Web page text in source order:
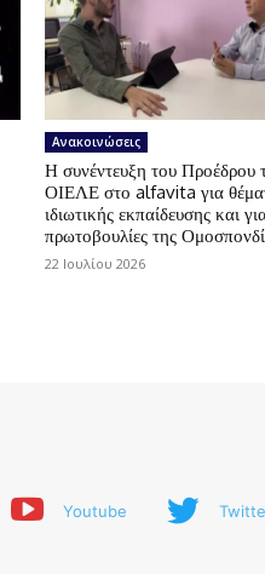
Ανακοινώσεις
Η συνέντευξη του Προέδρου
ΟΙΕΛΕ στο alfavita για
ιδιωτικής εκπαίδευσης και
πρωτοβουλίες της
22 Ιουλίου 2026
Youtube